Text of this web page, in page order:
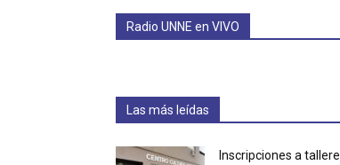
Radio UNNE en VIVO
Las más leídas
Inscripciones a